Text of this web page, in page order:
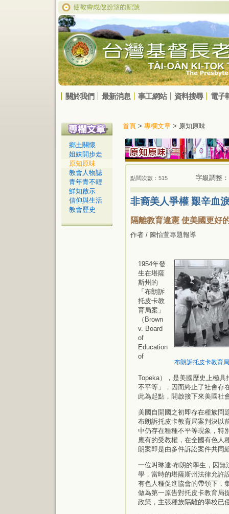
關於我們 最新消息 事工網站 資料搜尋 電子
鄉土關懷
姐妹開步走
原知原味
教會人物誌
青年青不輕
鮮知啟示
信仰與生活
教會歷史
首頁 > 專欄文章 > 原知原味
點閱次數：515 字級調整：
非裔美人爭權 艱辛血
隔離教育違憲 使美國更好
作者 / 陳怡萱專題報導
布朗訴托皮卡教育
1954年發
生在堪薩
斯州的
「布朗訴
托皮卡教
育局案」
（Brown
v. Board
of
Education
of
Topeka），是美國歷史上極
不平等」，因而終止了社會存
此為起點，開啟接下來美國社
美國自開國之初即存在種族問
布朗訴托皮卡教育局案判決以
中仍存在種種不平等現象，特
應有的受教權，在全國有色人
朗案即是由多件訴訟案件共同
一位叫琳達‧布朗的學生，因
學，當時的堪薩斯州法律允許
有色人種促進協會的帶領下，
做為第一原告對托皮卡教育局
政策，主張種族隔離的學校已